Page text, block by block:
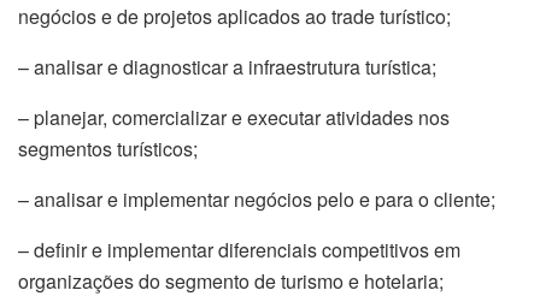
negócios e de projetos aplicados ao trade turístico;
– analisar e diagnosticar a infraestrutura turística;
– planejar, comercializar e executar atividades nos
segmentos turísticos;
– analisar e implementar negócios pelo e para o cliente;
– definir e implementar diferenciais competitivos em
organizações do segmento de turismo e hotelaria;